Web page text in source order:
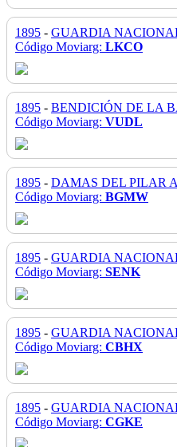
1895 - GUARDIA
Código Moviarg: LKCO
1895 - BENDICIÓN DE LA
Código Moviarg: VUDL
1895 - DAMAS DEL PILAR
Código Moviarg: BGMW
1895 - GUARDIA
Código Moviarg: SENK
1895 - GUARDIA
Código Moviarg: CBHX
1895 - GUARDIA
Código Moviarg: CGKE